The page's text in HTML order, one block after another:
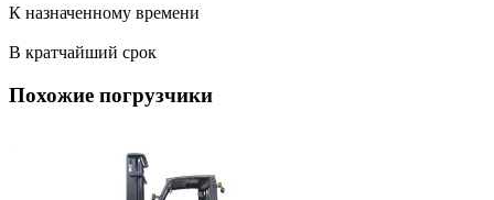
К назначенному времени
В кратчайший срок
Похожие погрузчики